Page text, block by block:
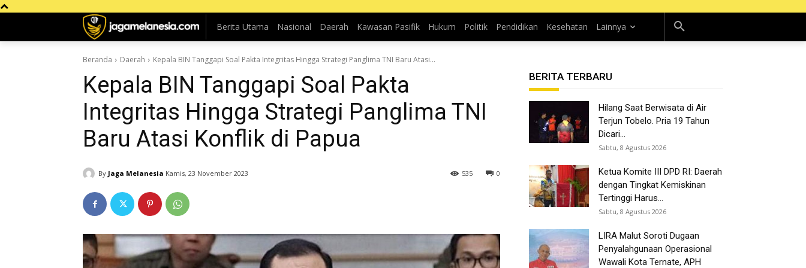
Berita Utama Nasional Daerah Kawasan Pasifik Hukum Politik Pendidikan Kesehatan Lainnya
Beranda Daerah Kepala BIN Tanggapi Soal Pakta Integritas Hingga Strategi Panglima TNI Baru Atasi...
Kepala BIN Tanggapi Soal Pakta
Integritas Hingga Strategi Panglima TNI
Baru Atasi Konflik di Papua
By Jaga Melanesia Kamis, 23 November 2023 0
535
BERITA TERBARU
Hilang Saat Berwisata di Air
Terjun Tobelo. Pria 19 Tahun
Dicari...
Sabtu, 8 Agustus 2026
Ketua Komite III DPD RI: Daerah
dengan Tingkat Kemiskinan
Tertinggi Harus...
Sabtu, 8 Agustus 2026
LIRA Malut Soroti Dugaan
Penyalahgunaan Operasional
Wawali Kota Ternate, APH